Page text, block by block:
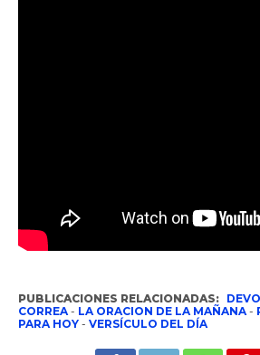
PUBLICACIONES RELACIONADAS:
CORREA- LA ORACION DE LA MAÑANA-
PARA HOY- VERSÍCULO DEL DÍA